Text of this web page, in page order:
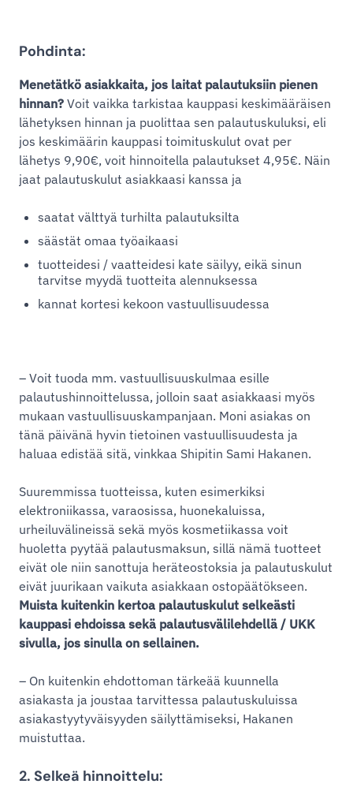
Pohdinta:
Menetätkö asiakkaita, jos laitat palautuksiin pienen
hinnan? Voit vaikka tarkistaa kauppasi keskimääräisen
lähetyksen hinnan ja puolittaa sen palautuskuluksi, eli
jos keskimäärin kauppasi toimituskulut ovat per
lähetys 9,90€, voit hinnoitella palautukset 4,95€. Näin
jaat palautuskulut asiakkaasi kanssa ja
saatat välttyä turhilta palautuksilta
säästät omaa työaikaasi
tuotteidesi / vaatteidesi kate säilyy, eikä sinun
tarvitse myydä tuotteita alennuksessa
kannat kortesi kekoon vastuullisuudessa
– Voit tuoda mm. vastuullisuuskulmaa esille
palautushinnoittelussa, jolloin saat asiakkaasi myös
mukaan vastuullisuuskampanjaan. Moni asiakas on
tänä päivänä hyvin tietoinen vastuullisuudesta ja
haluaa edistää sitä, vinkkaa Shipitin Sami Hakanen.
Suuremmissa tuotteissa, kuten esimerkiksi
elektroniikassa, varaosissa, huonekaluissa,
urheiluvälineissä sekä myös kosmetiikassa voit
huoletta pyytää palautusmaksun, sillä nämä tuotteet
eivät ole niin sanottuja heräteostoksia ja palautuskulut
eivät juurikaan vaikuta asiakkaan ostopäätökseen.
Muista kuitenkin kertoa palautuskulut selkeästi
kauppasi ehdoissa sekä palautusvälilehdellä / UKK
sivulla, jos sinulla on sellainen.
– On kuitenkin ehdottoman tärkeää kuunnella
asiakasta ja joustaa tarvittessa palautuskuluissa
asiakastyytyväisyyden säilyttämiseksi, Hakanen
muistuttaa.
2. Selkeä hinnoittelu: